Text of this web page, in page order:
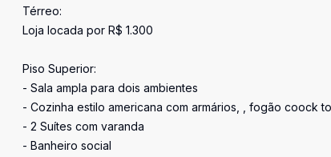
Térreo:
Loja locada por R$ 1.300
Piso Superior:
- Sala ampla para dois ambientes
- Cozinha estilo americana com armários, , fogão coock
- 2 Suítes com varanda
- Banheiro social